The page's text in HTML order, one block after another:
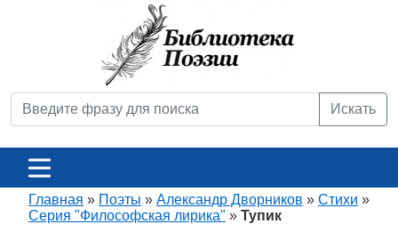
Искать
Главная » Поэты » Александр Дворников » Стихи »
Серия "Философская лирика" » Тупик